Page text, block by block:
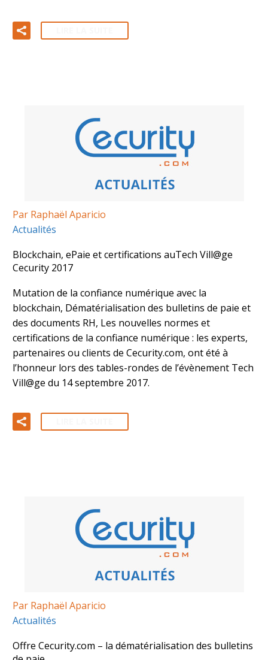
Par Raphaël Aparicio
Actualités
Blockchain, ePaie et certifications auTech Vill@ge
Cecurity 2017
Mutation de la confiance numérique avec la
blockchain, Dématérialisation des bulletins de paie et
des documents RH, Les nouvelles normes et
certifications de la confiance numérique : les experts,
partenaires ou clients de Cecurity.com, ont été à
l’honneur lors des tables-rondes de l’évènement Tech
Vill@ge du 14 septembre 2017.
Par Raphaël Aparicio
Actualités
Offre Cecurity.com – la dématérialisation des bulletins